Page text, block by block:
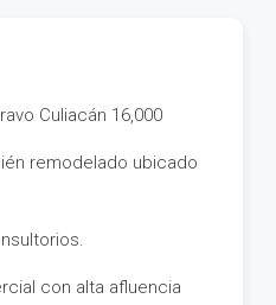
Culiacán 16,000
remodelado ubicado
con alta afluencia